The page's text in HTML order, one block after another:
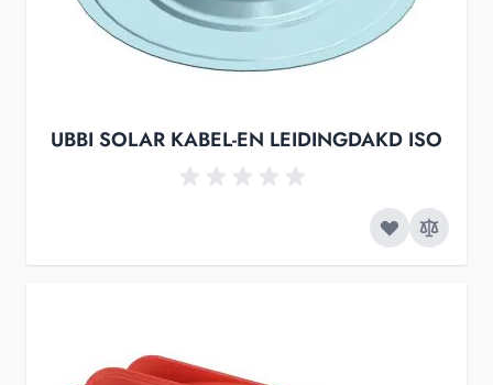
UBBI SOLAR KABEL-EN LEIDINGDAKD ISO